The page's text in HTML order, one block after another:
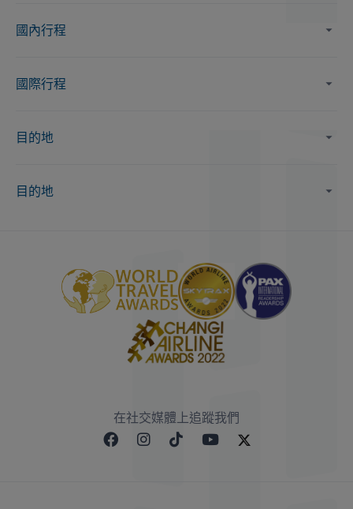
國內行程
國際行程
目的地
目的地
在社交媒體上追蹤我們